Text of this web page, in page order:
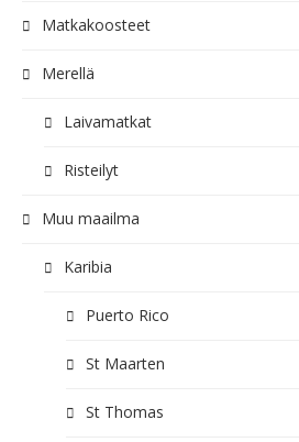
Matkakoosteet
Merellä
Laivamatkat
Risteilyt
Muu maailma
Karibia
Puerto Rico
St Maarten
St Thomas